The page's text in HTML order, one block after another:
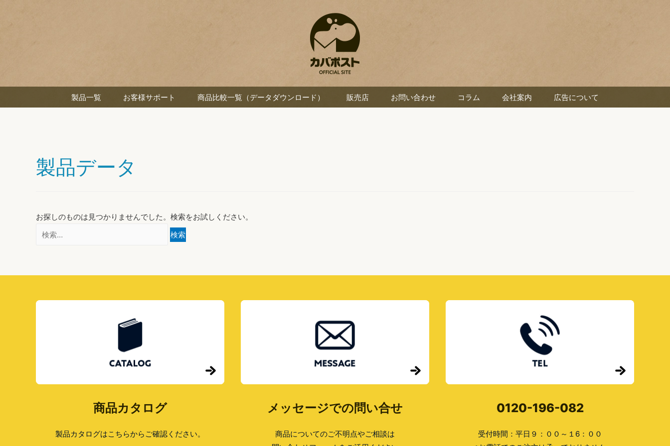
製品一覧 お客様サポート 商品比較一覧（データダウンロード） 販売店 お問い合わせ コラム 会社案内 広告について
製品データ
お探しのものは見つかりませんでした。検索をお試しください。
商品カタログ
製品カタログはこちらからご確認ください。
メッセージでの問い合せ
商品についてのご不明点やご相談は
0120-196-082
受付時間：平日９：００～１6：００